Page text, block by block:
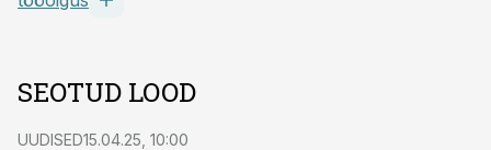
SEOTUD LOOD
UUDISED15.04.25, 10:00